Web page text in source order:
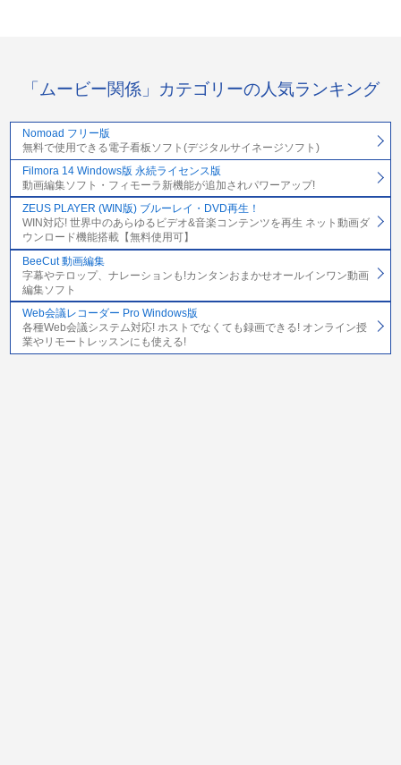
「ムービー関係」カテゴリーの人気ランキング
Nomoad フリー版
無料で使用できる電子看板ソフト(デジタルサイネージソフト)
Filmora 14 Windows版 永続ライセンス版
動画編集ソフト・フィモーラ新機能が追加されパワーアップ!
ZEUS PLAYER (WIN版) ブルーレイ・DVD再生！
WIN対応! 世界中のあらゆるビデオ&音楽コンテンツを再生 ネット動画ダ
ウンロード機能搭載【無料使用可】
BeeCut 動画編集
字幕やテロップ、ナレーションも!カンタンおまかせオールインワン動画
編集ソフト
Web会議レコーダー Pro Windows版
各種Web会議システム対応! ホストでなくても録画できる! オンライン授
業やリモートレッスンにも使える!